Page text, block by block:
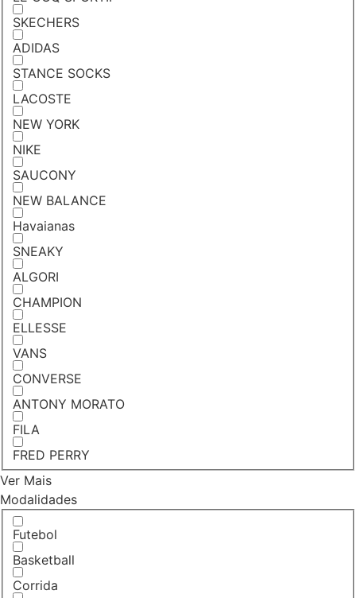
SKECHERS
ADIDAS
STANCE SOCKS
LACOSTE
NEW YORK
NIKE
SAUCONY
NEW BALANCE
Havaianas
SNEAKY
ALGORI
CHAMPION
ELLESSE
VANS
CONVERSE
ANTONY MORATO
FILA
FRED PERRY
Ver Mais
Modalidades
Futebol
Basketball
Corrida